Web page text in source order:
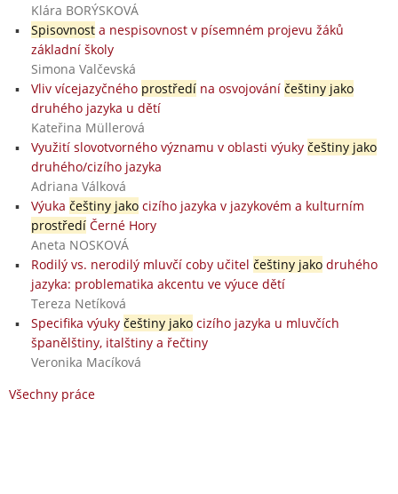
Klára BORÝSKOVÁ
Spisovnosta nespisovnost v písemném projevu žáků
základní školy
Simona Valčevská
Vliv vícejazyčného prostředína osvojování češtiny jako
druhého jazyka u dětí
Kateřina Müllerová
Využití slovotvorného významu v oblasti výuky češtiny jako
druhého/cizího jazyka
Adriana Válková
Výuka češtiny jakocizího jazyka v jazykovém a kulturním
prostředíČerné Hory
Aneta NOSKOVÁ
Rodilý vs. nerodilý mluvčí coby učitel češtiny jakodruhého
jazyka: problematika akcentu ve výuce dětí
Tereza Netíková
Specifika výuky češtiny jakocizího jazyka u mluvčích
španělštiny, italštiny a řečtiny
Veronika Macíková
Všechny práce